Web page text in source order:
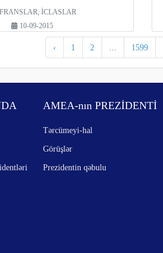
İCLASLAR
10-09-2015
‹ 1 2 1599
AMEA-nın PREZİDENTİ
Tərcümeyi-hal
Görüşlər
Prezidentin qəbulu